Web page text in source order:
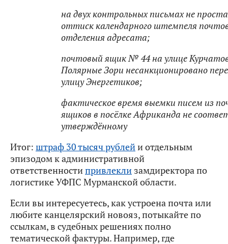
на двух контрольных письмах не
оттиск календарного штемпеля
отделения адресата;
почтовый ящик № 44 на улице
Полярные Зори несанкционировано
улицу Энергетиков;
фактическое время выемки писем из
ящиков в посёлке Африканда не
утверждённому
Итог: штраф 30 тысяч рублейи отдельным
эпизодом к административной
ответственностипривлекли замдиректора по
логистике УФПС Мурманской области.
Если вы интересуетесь, как устроена почта или
любите канцелярский новояз, потыкайте по
ссылкам, в судебных решениях полно
тематической фактуры. Например, где